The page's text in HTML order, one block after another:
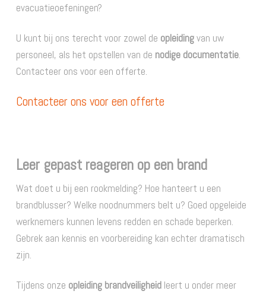
evacuatieoefeningen?
U kunt bij ons terecht voor zowel de opleidingvan uw
personeel, als het opstellen van de nodige documentatie.
Contacteer ons voor een offerte.
Contacteer ons voor een offerte
Leer gepast reageren op een brand
Wat doet u bij een rookmelding? Hoe hanteert u een
brandblusser? Welke noodnummers belt u? Goed opgeleide
werknemers kunnen levens redden en schade beperken.
Gebrek aan kennis en voorbereiding kan echter dramatisch
zijn.
Tijdens onze opleiding brandveiligheidleert u onder meer